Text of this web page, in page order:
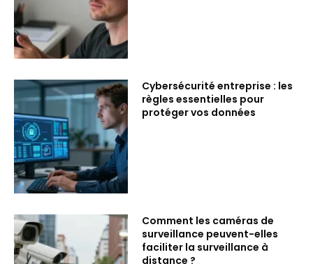
Cybersécurité entreprise : les
règles essentielles pour
protéger vos données
Comment les caméras de
surveillance peuvent-elles
faciliter la surveillance à
distance ?